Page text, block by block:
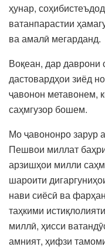
ҳунар,
ватанпарастии
ва амалӣ мегарданд.
Воқеан, дар даврони
дастовардҳои зиёд
ҷавонон метавонем,
саҳмгузор бошем.
Мо ҷавононро зарур
Пешвои миллат
арзишҳои милли
шароити
нави сиёсӣ ва
таҳкими
миллӣ, ҳисси
амният, ҳифзи